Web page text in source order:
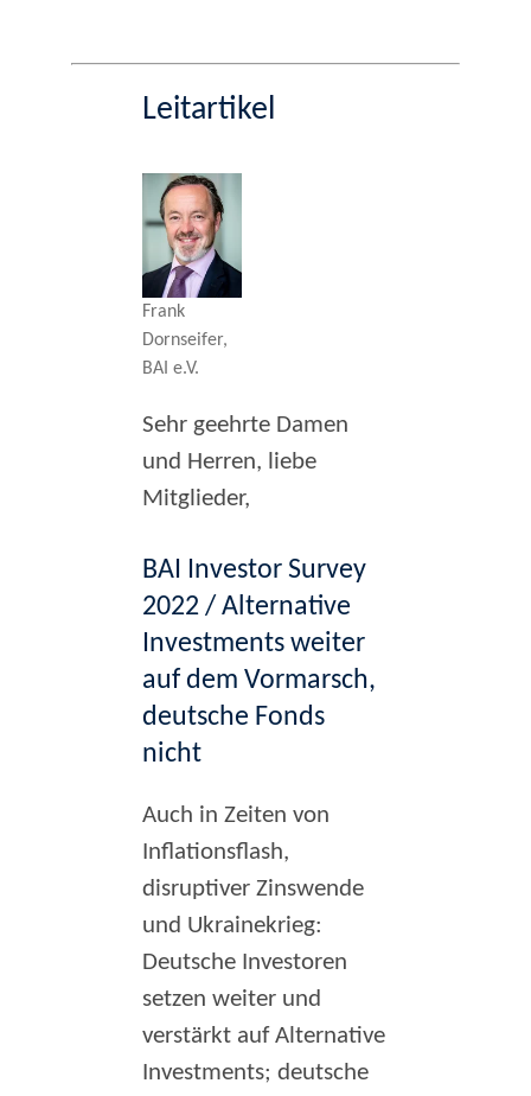
Leitartikel
Frank
Dornseifer,
BAI e.V.
Sehr geehrte Damen
und Herren, liebe
Mitglieder,
BAI Investor Survey
2022 / Alternative
Investments weiter
auf dem Vormarsch,
deutsche Fonds
nicht
Auch in Zeiten von
Inflationsflash,
disruptiver Zinswende
und Ukrainekrieg:
Deutsche Investoren
setzen weiter und
verstärkt auf Alternative
Investments; deutsche